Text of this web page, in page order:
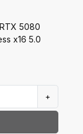
5080
x16 5.0
+